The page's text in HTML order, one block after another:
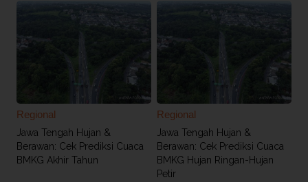
Regional
Jawa Tengah Hujan &
Berawan: Cek Prediksi Cuaca
BMKG Akhir Tahun
Regional
Jawa Tengah Hujan &
Berawan: Cek Prediksi Cuaca
BMKG Hujan Ringan-Hujan
Petir